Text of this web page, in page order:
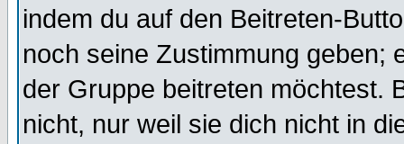
indem du auf den Beitreten-
noch seine Zustimmung geben;
der Gruppe beitreten möchtest.
nicht, nur weil sie dich nicht in